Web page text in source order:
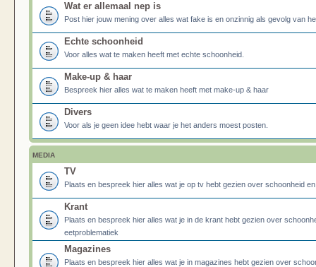
Wat er allemaal nep is
Post hier jouw mening over alles wat fake is en onzinnig als gevolg van
Echte schoonheid
Voor alles wat te maken heeft met echte schoonheid.
Make-up & haar
Bespreek hier alles wat te maken heeft met make-up & haar
Divers
Voor als je geen idee hebt waar je het anders moest posten.
MEDIA
TV
Plaats en bespreek hier alles wat je op tv hebt gezien over schoonheid
Krant
Plaats en bespreek hier alles wat je in de krant hebt gezien over
eetproblematiek
Magazines
Plaats en bespreek hier alles wat je in magazines hebt gezien over